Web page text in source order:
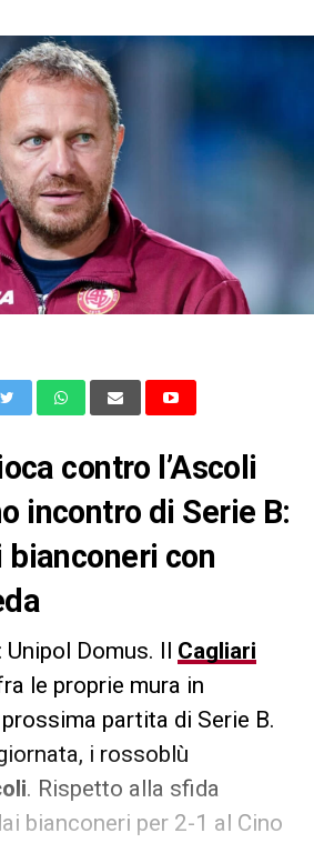
contro l’Ascoli
incontro di Serie B:
con
Domus. Il Cagliari
le proprie mura in
partita di Serie B.
i rossoblù
. Rispetto alla sfida
bianconeri per 2-1 al Cino